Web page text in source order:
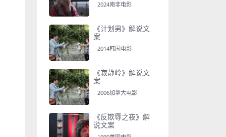
2024南非电影
《计划男》解说文
案
2014韩国电影
《寂静岭》解说文
案
2006加拿大电影
《反欺辱之夜》解
说文案